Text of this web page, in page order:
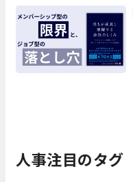
人事注目のタグ